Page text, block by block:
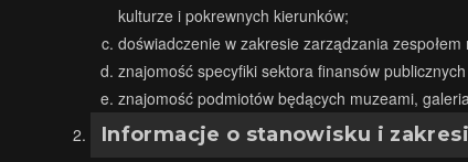
kulturze i pokrewnych kierunków;
doświadczenie w zakresie zarządzania
znajomość specyfiki sektora finansów
znajomość podmiotów będących muzeami,
Informacje o stanowisku i